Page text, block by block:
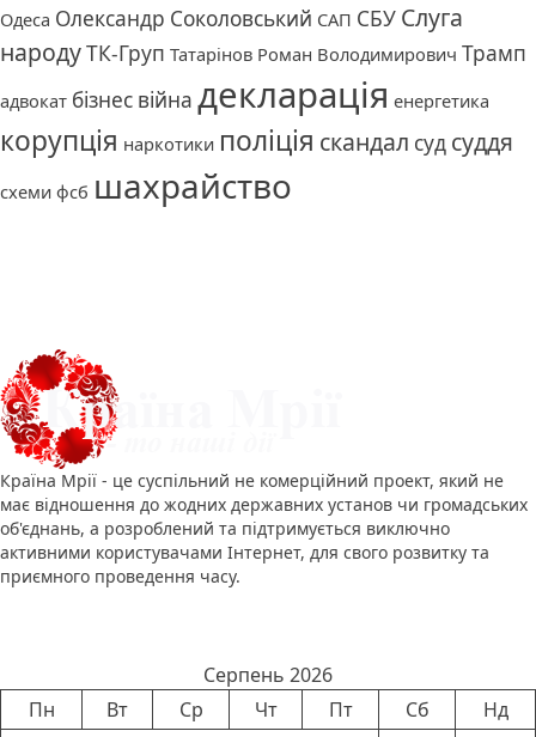
Одеса Олександр Соколовський САП СБУ Слуга
народуТК-Груп Татарінов Роман Володимирович Трамп
адвокат бізнес війна декларація енергетика
корупція наркотики поліція скандал суд суддя
схеми фсб шахрайство
Країна Мрії - це суспільний не комерційний проект, який не
має відношення до жодних державних установ чи громадських
об'єднань, а розроблений та підтримується виключно
активними користувачами Інтернет, для свого розвитку та
приємного проведення часу.
Серпень 2026
Пн
Вт Ср Чт Пт Сб
Нд